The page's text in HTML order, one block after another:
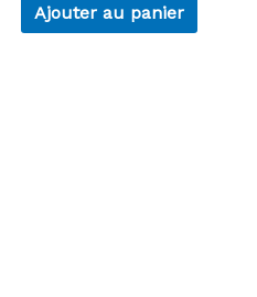
Ajouter au panier